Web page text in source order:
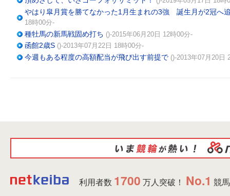
やはり皐月賞を勝てなかった1月生まれの3強 誕生月が2冠へ
18時00分-
種牡馬の新馬戦固め打ち ()-2015年06月20日 12時00分-
函館2歳S ()-2013年07月22日 18時00分-
今週もある程度の高額配当が飛び出す前提で ()-2013年07月20日
利用者数 1700 万人突破！ No.1 競